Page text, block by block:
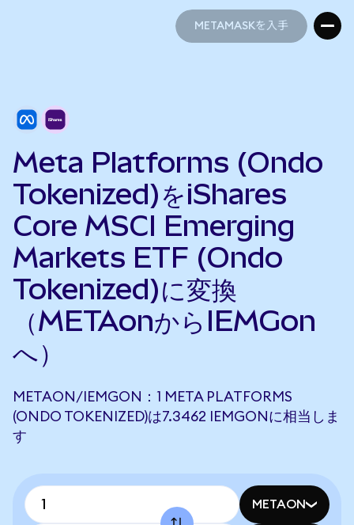
METAMASKを入手
Meta Platforms (Ondo
Tokenized)をiShares
Core MSCI Emerging
Markets ETF (Ondo
Tokenized)に変換
（METAonからIEMGon
へ）
METAON/IEMGON：1 META PLATFORMS
(ONDO TOKENIZED)は7.3462 IEMGONに相当しま
す
METAON